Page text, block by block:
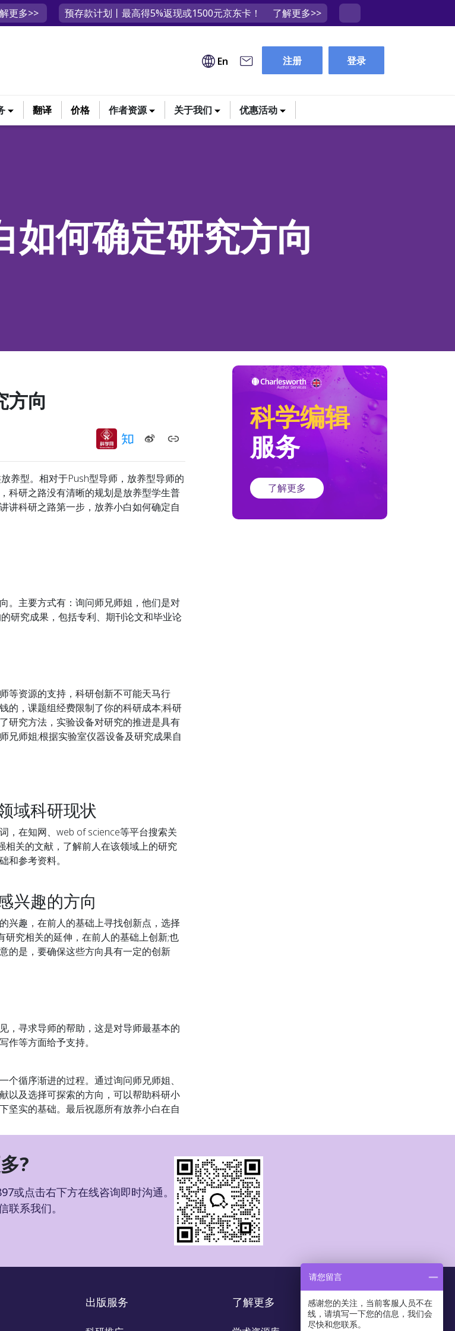
更多>> 预存款计划丨最高得5%返现或1500元京东卡！ 了解更多>>
En 注册 登录
翻译 价格 作者资源 关于我们 优惠活动
如何确定研究方向
方向
型。相对于Push型导师，放养型导师的
科研之路没有清晰的规划是放养型学生普
讲科研之路第一步，放养小白如何确定自
主要方式有：询问师兄师姐，他们是对
研究成果，包括专利、期刊论文和毕业论
资源的支持，科研创新不可能天马行
的，课题组经费限制了你的科研成本;科研
研究方法，实验设备对研究的推进是具有
兄师姐;根据实验室仪器设备及研究成果自
域科研现状
在知网、web of science等平台搜索关
关的文献，了解前人在该领域上的研究
和参考资料。
趣的方向
趣，在前人的基础上寻找创新点，选择
究相关的延伸，在前人的基础上创新;也
的是，要确保这些方向具有一定的创新
寻求导师的帮助，这是对导师最基本的
作等方面给予支持。
循序渐进的过程。通过询问师兄师姐、
以及选择可探索的方向，可以帮助科研小
坚实的基础。最后祝愿所有放养小白在自
科学编辑
服务
了解更多
?
或点击右下方在线咨询即时沟通。
联系我们。
出版服务 了解更多
请您留言
感谢您的关注，当前客服人员不在
线，请填写一下您的信息，我们会
尽快和您联系。